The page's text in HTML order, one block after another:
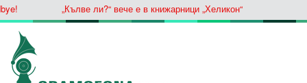
„Кълве ли?“ вече е в книжарници „Хеликон“